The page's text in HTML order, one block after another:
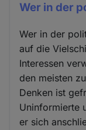
Wer in der
Wer in der
auf die
Interessen
den meisten
Denken ist
Uninformierte
er sich